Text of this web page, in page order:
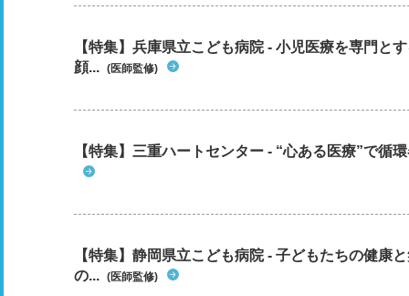
【特集】兵庫県立こども病院 - 小児医療を専門と
顔... (医師監修)
【特集】三重ハートセンター - “心ある医療”で循
【特集】静岡県立こども病院 - 子どもたちの健康
の... (医師監修)